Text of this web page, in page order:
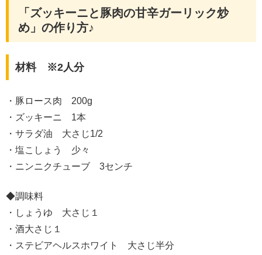
「ズッキーニと豚肉の甘辛ガーリック炒
め」の作り方♪
材料 ※2人分
・豚ロース肉 200g
・ズッキーニ 1本
・サラダ油 大さじ1/2
・塩こしょう 少々
・ニンニクチューブ 3センチ
◆調味料
・しょうゆ 大さじ１
・酒大さじ１
・ステビアヘルスホワイト 大さじ半分